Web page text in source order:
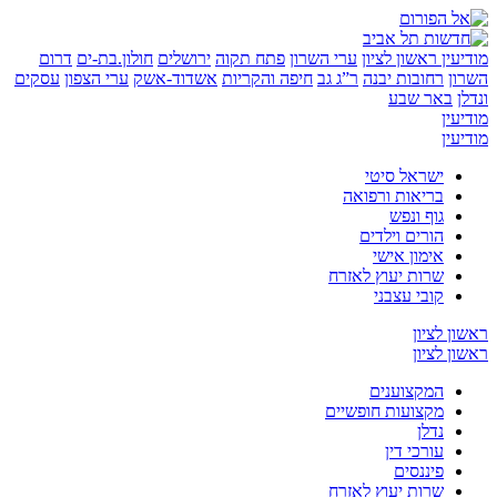
ראשון לציון ערי השרון פתח תקוה ירושלים חולון.בת-ים דרום
רחובות יבנה ר”ג גב חיפה והקריות אשדוד-אשק ערי הצפון עסקים
באר שבע
ישראל סיטי
בריאות ורפואה
גוף ונפש
הורים וילדים
אימון אישי
שרות יעוץ לאזרח
קובי עצבני
לציון
לציון
המקצוענים
מקצועות חופשיים
נדלן
עורכי דין
פיננסים
שרות יעוץ לאזרח